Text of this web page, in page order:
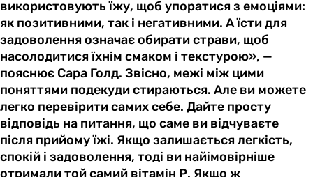
використовують їжу, щоб упоратися з емоціями:
як позитивними, так і негативними. А їсти для
задоволення означає обирати страви, щоб
насолодитися їхнім смаком і текстурою», —
пояснює Сара Голд. Звісно, межі між цими
поняттями подекуди стираються. Але ви можете
легко перевірити самих себе. Дайте просту
відповідь на питання, що саме ви відчуваєте
після прийому їжі. Якщо залишається легкість,
спокій і задоволення, тоді ви найімовірніше
отримали той самий вітамін Р. Якщо ж